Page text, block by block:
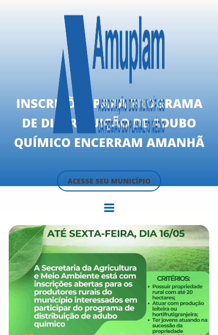
ACESSE SEU MUNICÍPIO
INSCRIÇÕES PARA PROGRAMA
DE DISTRIBUIÇÃO DE ADUBO
QUÍMICO ENCERRAM AMANHÃ